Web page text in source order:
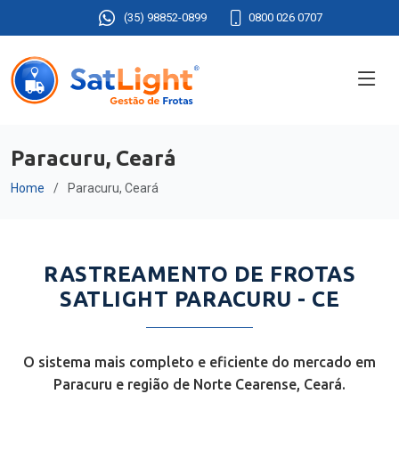
(35) 98852-0899 0800 026 0707
Paracuru, Ceará
Home Paracuru, Ceará
RASTREAMENTO DE FROTAS
SATLIGHT PARACURU - CE
O sistema mais completo e eficiente do mercado em
Paracuru e região de Norte Cearense, Ceará.